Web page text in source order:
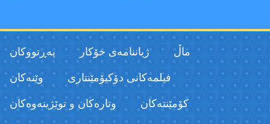
ماڵ ژیاننامەی خۆکار پەڕتووكان
فیلمەكانی دۆکیۆمێنتاری وێنەکان
كۆمێنتەكان وتارەکان و توێژینەوەکان